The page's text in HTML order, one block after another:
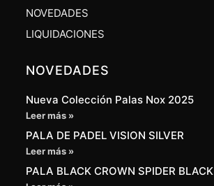
NOVEDADES
LIQUIDACIONES
NOVEDADES
Nueva Colección Palas Nox 2025
Leer más »
PALA DE PADEL VISION SILVER
Leer más »
PALA BLACK CROWN SPIDER BLACK